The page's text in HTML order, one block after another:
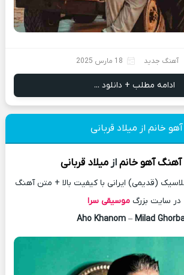
آهنگ جدید 18 مارس 2025
ادامه مطلب + دانلود ...
خانم از میلاد قربانی
آهنگآهو خانمازمیلاد قربانی
(قدیمی) ایرانی با کیفیت بالا + متن آهنگ
در سایت بزرگ موسیقی سرا
Aho Khanom – Milad